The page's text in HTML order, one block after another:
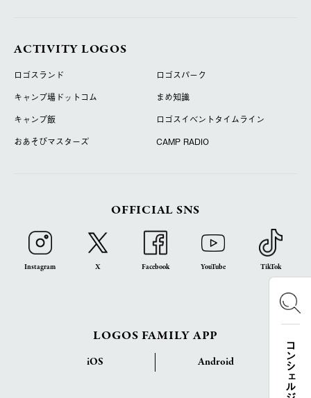
ACTIVITY LOGOS
ロゴスランド
ロゴスパーク
キャンプ場ドットコム
まめ知識
キャンプ飯
ロゴスイベントタイムライン
おあそびマスターズ
CAMP RADIO
OFFICIAL SNS
Instagram X Facebook YouTube TikTok
LOGOS FAMILY APP
iOS Android